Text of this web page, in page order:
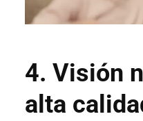
4. Visión
alta